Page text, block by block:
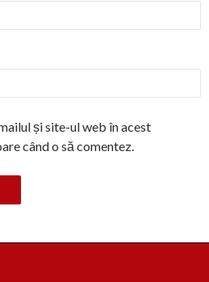
și site-ul web în acest
când o să comentez.